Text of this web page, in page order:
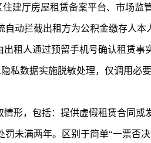
建厅房屋租赁备案平台、市场监
动拦截出租方为公积金缴存人本
租人通过预留手机号确认租赁事
私数据实施脱敏处理，仅调用必
形，包括：提供虚假租赁合同或
未满两年。区别于简单“一票否